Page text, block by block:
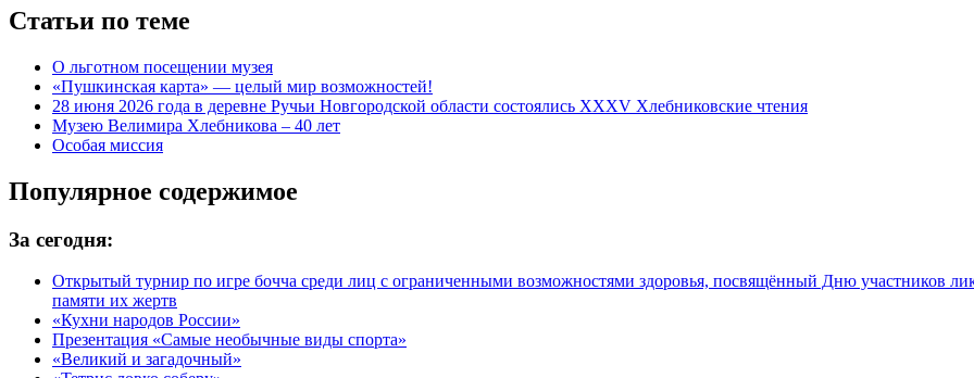
Статьи по теме
О льготном посещении музея
«Пушкинская карта» — целый мир возможностей!
28 июня 2026 года в деревне Ручьи Новгородской области состоялись ХХХV Хлебниковские чтения
Музею Велимира Хлебникова – 40 лет
Особая миссия
Популярное содержимое
За сегодня:
Открытый турнир по игре бочча среди лиц с ограниченными возможностями здоровья, посвящённый Дню участников
памяти их жертв
«Кухни народов России»
Презентация «Самые необычные виды спорта»
«Великий и загадочный»